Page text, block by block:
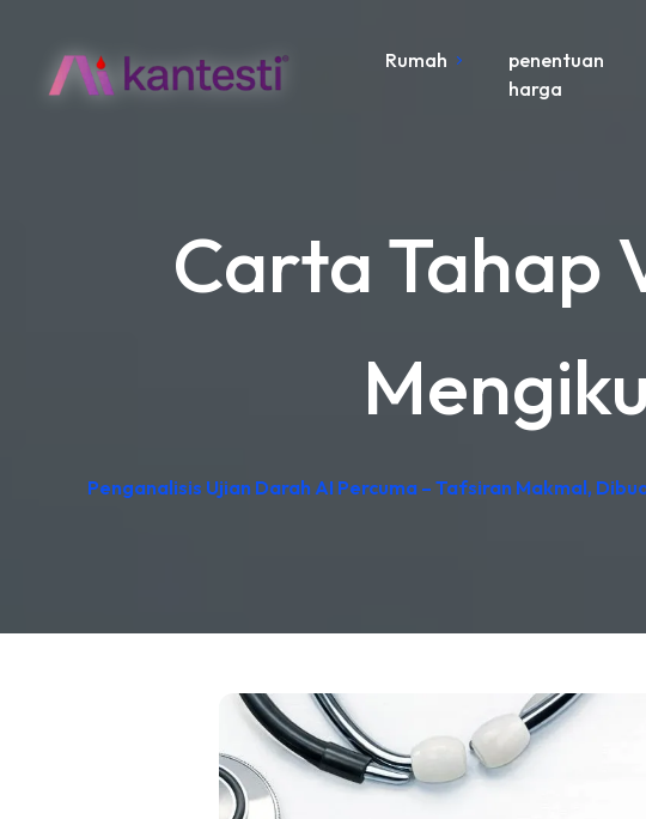
Rumah
penentuan
harga
Carta Tahap
Penganalisis Ujian Darah AI Percuma – Tafsiran Makmal,